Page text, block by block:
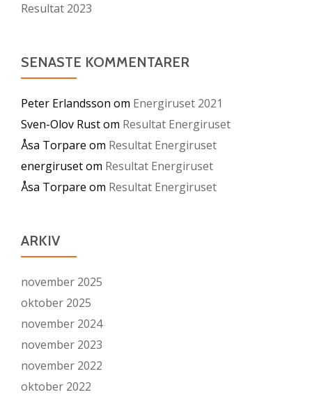
Resultat 2023
SENASTE KOMMENTARER
Peter Erlandsson om Energiruset 2021
Sven-Olov Rustom Resultat Energiruset
Åsa Torpare om Resultat Energiruset
energirusetom Resultat Energiruset
Åsa Torpare om Resultat Energiruset
ARKIV
november 2025
oktober 2025
november 2024
november 2023
november 2022
oktober 2022